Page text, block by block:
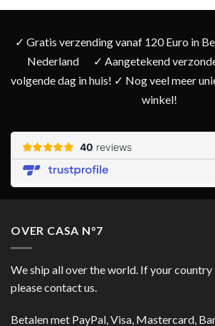
✓ Gratis verzending vanaf 120 Euro in
Nederland
✓ Aangetekend
volgende dag in huis! ✓ Nog veel meer
winkel!
OVER CASA N°7
We ship all over the world. If your country
please contact us.
Betalen met PayPal, Visa, Mastercard,